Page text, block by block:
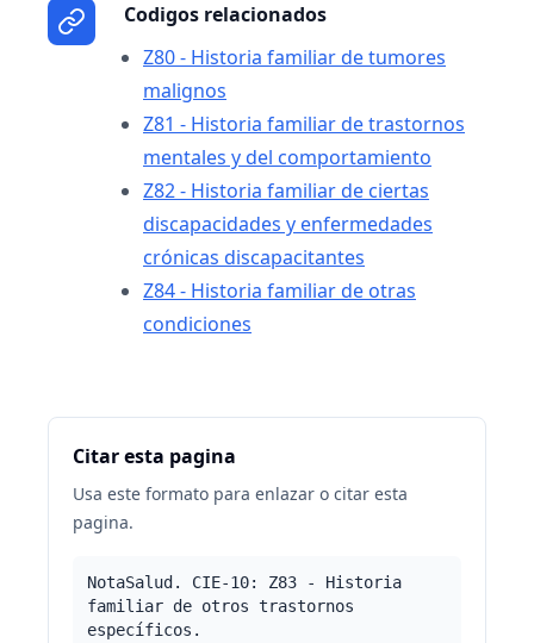
Codigos relacionados
Z80 - Historia familiar de tumores
malignos
Z81 - Historia familiar de trastornos
mentales y del comportamiento
Z82 - Historia familiar de ciertas
discapacidades y enfermedades
crónicas discapacitantes
Z84 - Historia familiar de otras
condiciones
Citar esta pagina
Usa este formato para enlazar o citar esta
pagina.
NotaSalud. CIE-10: Z83 - Historia
familiar de otros trastornos
específicos.